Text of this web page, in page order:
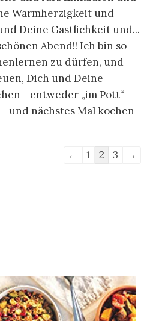
Warmherzigkeit und
Deine Gastlichkeit und...
Abend!! Ich bin so
zu dürfen, und
Dich und Deine
- entweder „im Pott“
und nächstes Mal kochen
Navigation
← 1 2 3 →